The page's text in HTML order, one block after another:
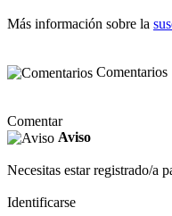
Más información sobre la
Comentarios
Comentar
Aviso
Necesitas estar registrado/a
Identificarse